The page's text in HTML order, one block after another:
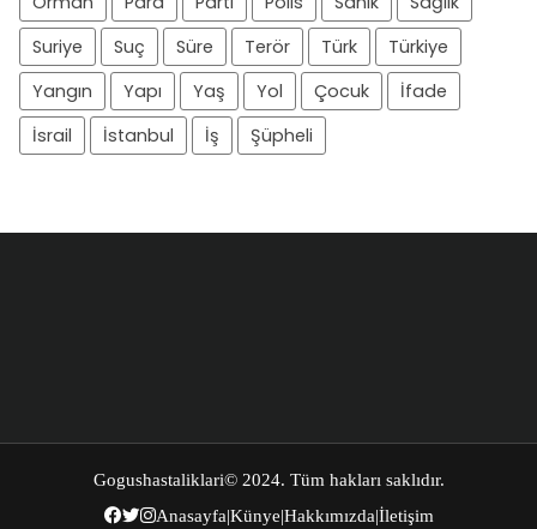
Suriye
Suç Süre Terör Türk
Türkiye
Yangın
Yapı Yaş Yol Çocuk
İfade
İsrail
İstanbul İş Şüpheli
Gogushastaliklari© 2024. Tüm hakları saklıdır.
Anasayfa|Künye|Hakkımızda|İletişim